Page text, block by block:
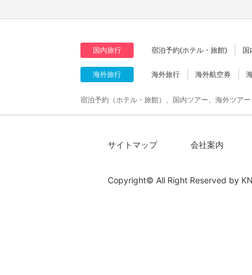
国内旅行 宿泊予約(ホテル・旅館) 国
海外旅行 海外旅行 海外航空券
宿泊予約（ホテル・旅館）、国内ツアー、海外ツア
サイトマップ 会社案内
Copyright© All Right Reserved by